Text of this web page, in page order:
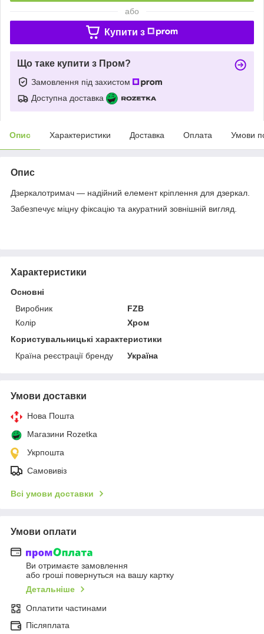
або
Купити з
Що таке купити з Пром?
Замовлення під захистом
Доступна доставка
Опис Характеристики Доставка Оплата Умови
Опис
Дзеркалотримач — надійний елемент кріплення для дзеркал.
Забезпечує міцну фіксацію та акуратний зовнішній вигляд.
Характеристики
Основні
Виробник
FZB
Колір
Хром
Користувальницькі характеристики
Країна реєстрації бренду
Україна
Умови доставки
Нова Пошта
Магазини Rozetka
Укрпошта
Самовивіз
Всі умови доставки
Умови оплати
Ви отримаєте замовлення
або гроші повернуться на вашу картку
Детальніше
Оплатити частинами
Післяплата